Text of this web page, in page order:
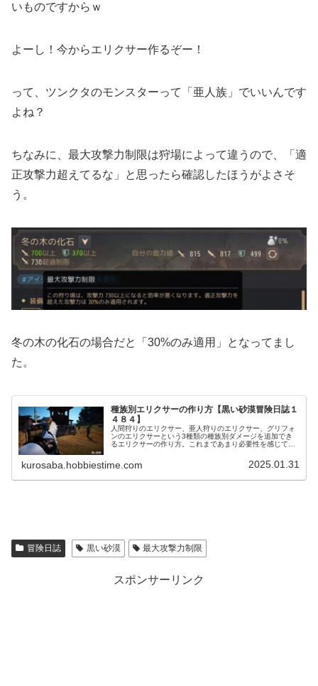
いものですからｗ
よーし！今からエリクサー作るぞー！
って、ツンクタのモンスターって「亜人族」でいいんです
よね？
ちなみに、最大攻撃力制限は狩場によって違うので、「適
正攻撃力超えてるな」と思ったら確認したほうがよさそ
う。
冬の木の化石の場合だと「30%のみ適用」となってまし
た。
種族別エリクサーの作り方【黒い砂漠冒険日誌１
４８４】
人間狩りのエリクサー、亜人狩りのエリクサー、グリフォ
ンのエリクサーという3種類の種族別ダメージを追加でき
るエリクサーの作り方。これまであまり必要性を感じてな
理解してからは「あったほうがいいな」と思いました。
kurosaba.hobbiestime.com 2025.01.31
冒険日誌 黒い砂漠 最大攻撃力制限
スポンサーリンク